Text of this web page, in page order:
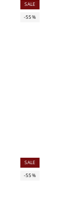
SALE
-55%
SALE
-55%